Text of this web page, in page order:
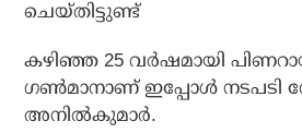
ചെയ്തിട്ടുണ്ട്
കഴിഞ്ഞ 25 വര്‍ഷമായി
ഗണ്‍മാനാണ് ഇപ്പോള്‍ നടപടി
അനില്‍കുമാര്‍.